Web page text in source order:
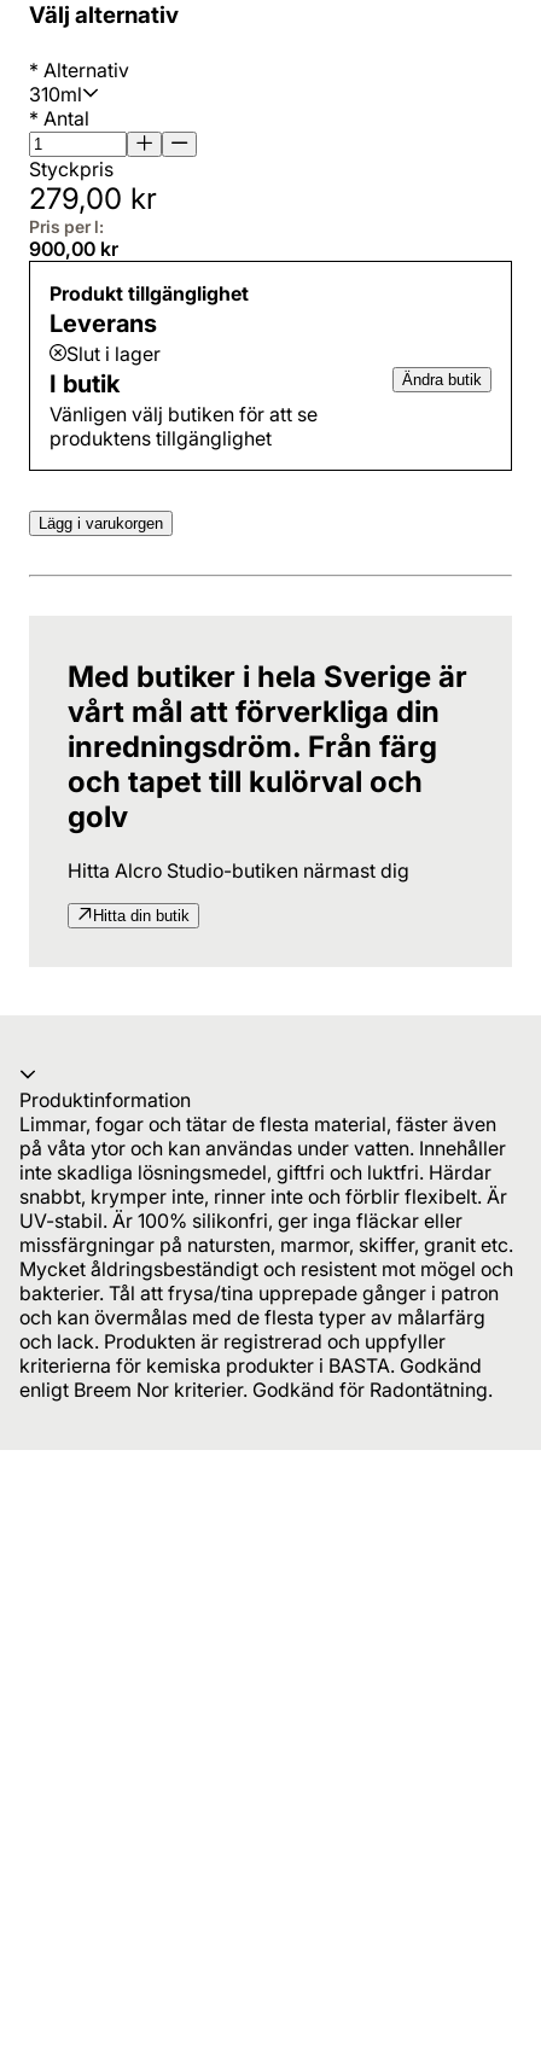
Välj alternativ
* Alternativ
310ml
* Antal
Styckpris
279,00 kr
Pris per l:
900,00 kr
Produkt tillgänglighet
Leverans
Slut i lager
I butik
Vänligen välj butiken för att se
produktens tillgänglighet
Ändra butik
Lägg i varukorgen
Med butiker i hela Sverige är
vårt mål att förverkliga din
inredningsdröm. Från färg
och tapet till kulörval och
golv
Hitta Alcro Studio-butiken närmast dig
Hitta din butik
Produktinformation
Limmar, fogar och tätar de flesta material, fäster även
på våta ytor och kan användas under vatten. Innehåller
inte skadliga lösningsmedel, giftfri och luktfri. Härdar
snabbt, krymper inte, rinner inte och förblir flexibelt. Är
UV-stabil. Är 100% silikonfri, ger inga fläckar eller
missfärgningar på natursten, marmor, skiffer, granit etc.
Mycket åldringsbeständigt och resistent mot mögel och
bakterier. Tål att frysa/tina upprepade gånger i patron
och kan övermålas med de flesta typer av målarfärg
och lack. Produkten är registrerad och uppfyller
kriterierna för kemiska produkter i BASTA. Godkänd
enligt Breem Nor kriterier. Godkänd för Radontätning.